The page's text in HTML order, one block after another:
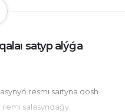
satyp alýǵa
resmı saıtyna qosh
salasyndaǵy